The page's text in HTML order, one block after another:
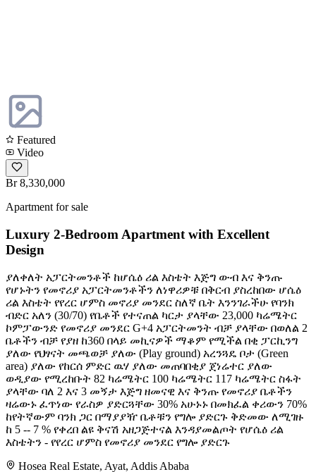
Featured
Video
Br 8,330,000
Apartment for sale
Luxury 2-Bedroom Apartment with Excellent
Design
ያለቀለት አፓርትመንቶች ከሆሴዕ ሪል እስቴት እጅግ ውብ እና ቅንጡ
የሆኑትን የመኖሪያ አፓርትመንቶችን ለነዋሪዎቹ በቅርብ ያስረከበው ሆሴዕ
ሪል እስቴት የየረር ሆምስ መኖሪያ መንደር ስለኛ ቤት እንንገራችሁ የባንክ
ብድር አለን (30/70) የቤቶች የተናጠል ካርታ ያላቸው 23,000 ካሬሜትር
ኮምፓውንድ የመኖሪያ መንደር G+4 አፓርትመንት ብቻ ያላቸው በወለል 2
ቤቶችን ብቻ የያዘ ከ360 በላይ መኪናዎች ማቆም የሚችል በቂ ፓርኪንግ
ያለው የህፃናት መጫወቻ ያለው (Play ground) አረንጓዴ ቦታ (Green
area) ያለው የከርሰ ምድር ዉሃ ያለው መጠባበቂያ ጀነሬተር ያለው
ወዲያው የሚረከቡት 82 ካሬሜትር 100 ካሬሜትር 117 ካሬሜትር ስፋት
ያላቸው ባለ 2 እና 3 መኝታ እጅግ ዘመናዊ እና ቅንጡ የመኖሪያ ቤቶችን
ዛሬውኑ ፈጥነው የራስዎ ያድርጓቸው 30% አሁኑኑ በመክፈል ቀሪውን 70%
ከየትኛውም ባንክ ጋር በማያያዥ ቤቶቹን የግሎ ያድርጉ ቅድመው ለሚገዙ
ከ 5 -- 7 % የቀረበ ልዩ ቅናሽ አዘጋጅተናል እንዳያመልጦት የሆሴዕ ሪል
እስቴትን - የየረር ሆምስ የመኖሪያ መንደር የግሎ ያድርጉ
Hosea Real Estate, Ayat, Addis Ababa